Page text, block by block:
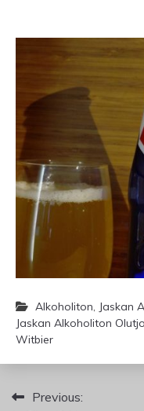
Alkoholiton, Jaskan
Jaskan Alkoholiton
Witbier
Artikkelien
Previous: